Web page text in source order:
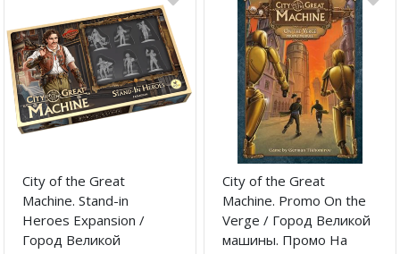
City of the Great
Machine. Stand-in
Heroes Expansion /
Город Великой
City of the Great
Machine. Promo On the
Verge / Город Великой
машины. Промо На